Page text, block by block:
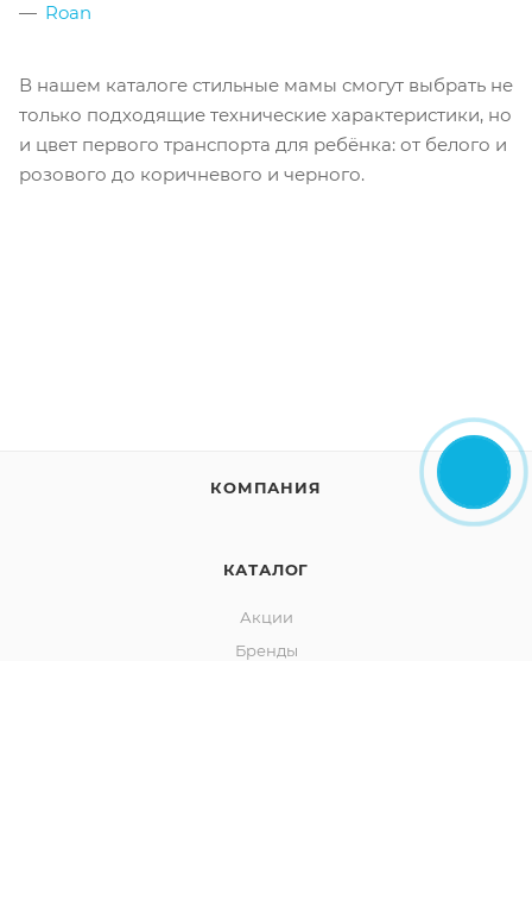
Roan
В нашем каталоге стильные мамы смогут выбрать не
только подходящие технические характеристики, но
и цвет первого транспорта для ребёнка: от белого и
розового до коричневого и черного.
КОМПАНИЯ
КАТАЛОГ
Акции
Бренды